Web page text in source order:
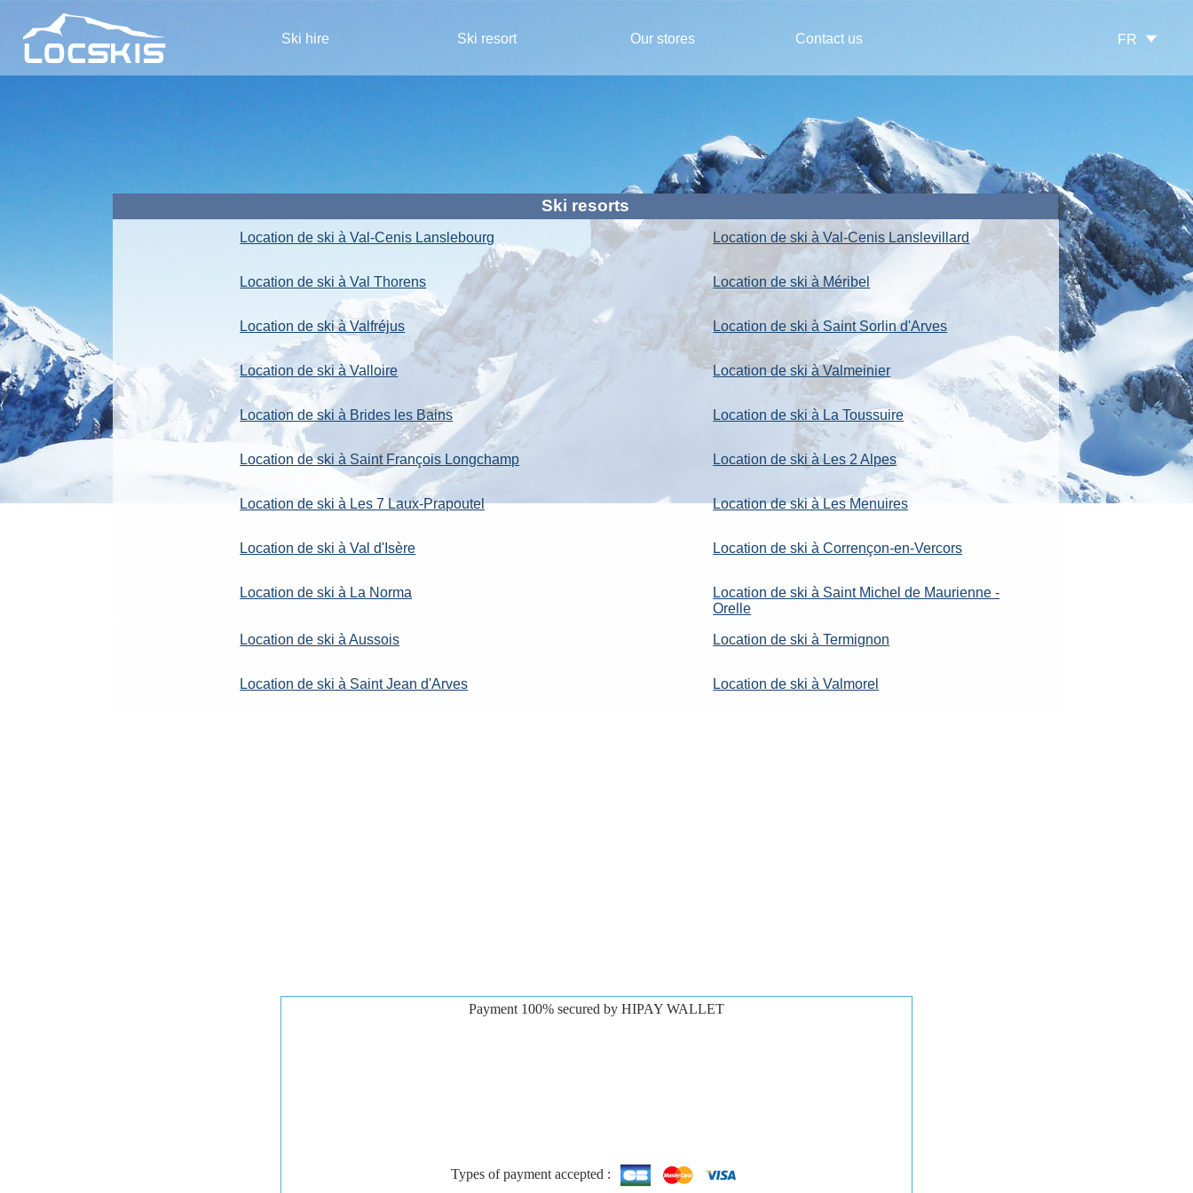
Ski hire Ski resort Our stores Contact us FR
Ski resorts
Location de ski à Val-Cenis Lanslebourg Location de ski à Val-Cenis Lanslevillard
Location de ski à Val Thorens Location de ski à Méribel
Location de ski à Valfréjus Location de ski à Saint Sorlin d'Arves
Location de ski à Valloire Location de ski à Valmeinier
Location de ski à Brides les Bains Location de ski à La Toussuire
Location de ski à Saint François Longchamp Location de ski à Les 2 Alpes
Location de ski à Les 7 Laux-Prapoutel Location de ski à Les Menuires
Location de ski à Val d'Isère Location de ski à Corrençon-en-Vercors
Location de ski à La Norma
Location de ski à Saint Michel de Maurienne -
Orelle
Location de ski à Aussois Location de ski à Termignon
Location de ski à Saint Jean d'Arves Location de ski à Valmorel
Payment 100% secured by HIPAY WALLET
Types of payment accepted :